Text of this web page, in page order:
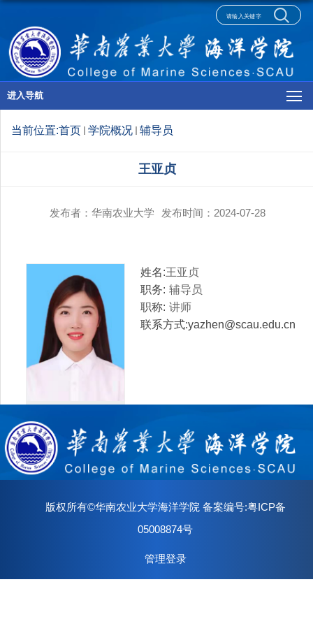
进入导航
当前位置:首页 学院概况 辅导员
王亚贞
发布者：华南农业大学 发布时间：2024-07-28
姓名:王亚贞
职务: 辅导员
职称: 讲师
联系方式:yazhen@scau.edu.cn
版权所有©华南农业大学海洋学院 备案编号:粤ICP备
05008874号
管理登录